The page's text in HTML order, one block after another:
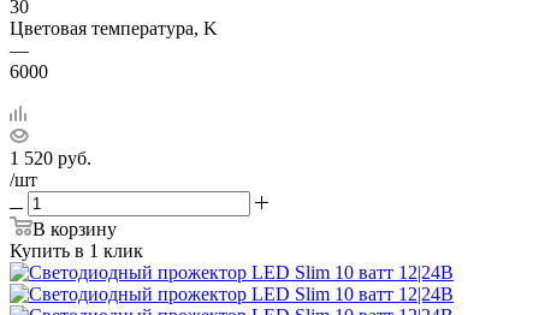
30
Цветовая температура, K
—
6000
1 520 руб.
/шт
В корзину
Купить в 1 клик